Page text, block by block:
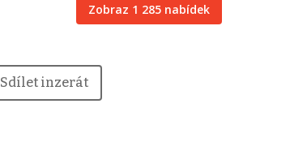
Zobraz 1 285 nabídek
Sdílet inzerát